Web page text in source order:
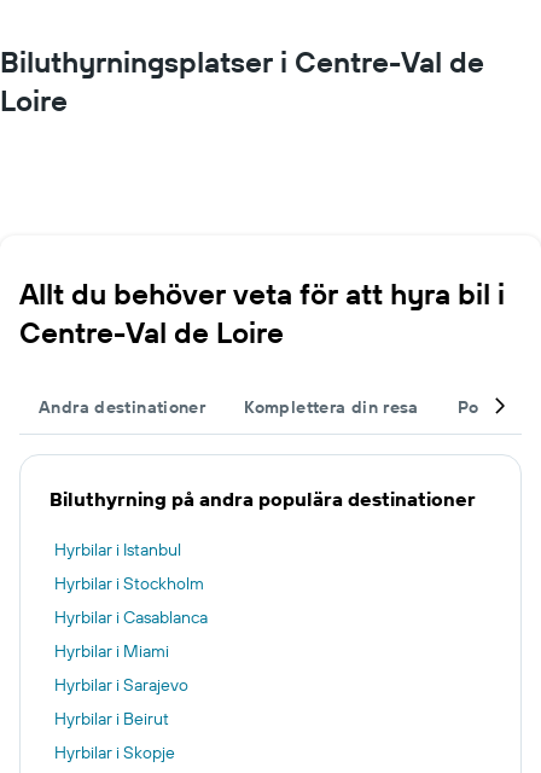
Biluthyrningsplatser i Centre-Val de
Loire
Allt du behöver veta för att hyra bil i
Centre-Val de Loire
Andra destinationer Komplettera din resa Populära
Biluthyrning på andra populära destinationer
Hyrbilar i Istanbul
Hyrbilar i Stockholm
Hyrbilar i Casablanca
Hyrbilar i Miami
Hyrbilar i Sarajevo
Hyrbilar i Beirut
Hyrbilar i Skopje